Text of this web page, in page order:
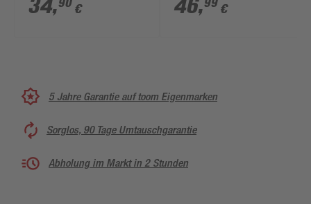
230/24 V 40 W
34,90 €
unbeschichtet silber
46,99 €
5 Jahre Garantie auf toom Eigenmarken
Sorglos, 90 Tage Umtauschgarantie
Abholung im Markt in 2 Stunden